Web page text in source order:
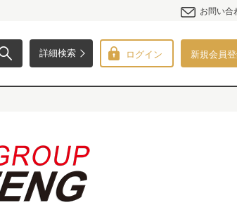
お問い合
詳細検索 ログイン 新規会員